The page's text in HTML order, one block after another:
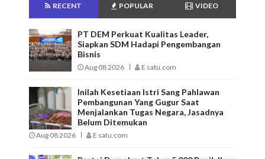
RECENT POPULAR VIDEO
PT DEM Perkuat Kualitas Leader,
Siapkan SDM Hadapi Pengembangan
Bisnis
Aug 08 2026 E satu.com
Inilah Kesetiaan Istri Sang Pahlawan
Pembangunan Yang Gugur Saat
Menjalankan Tugas Negara, Jasadnya
Belum Ditemukan
Aug 08 2026 E satu.com